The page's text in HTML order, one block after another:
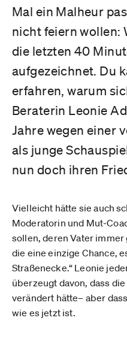
Mal ein Malheur
nicht feiern wollen:
die letzten 40
aufgezeichnet. Du
erfahren, warum
Beraterin Leonie
Jahre wegen einer
als junge
nun doch ihren
Vielleicht hätte sie auch
Moderatorin und Mut-
sollen, deren Vater immer
die eine einzige Chance,
Straßenecke.“ Leonie
überzeugt davon, dass
verändert hätte– aber
wie es jetzt ist.